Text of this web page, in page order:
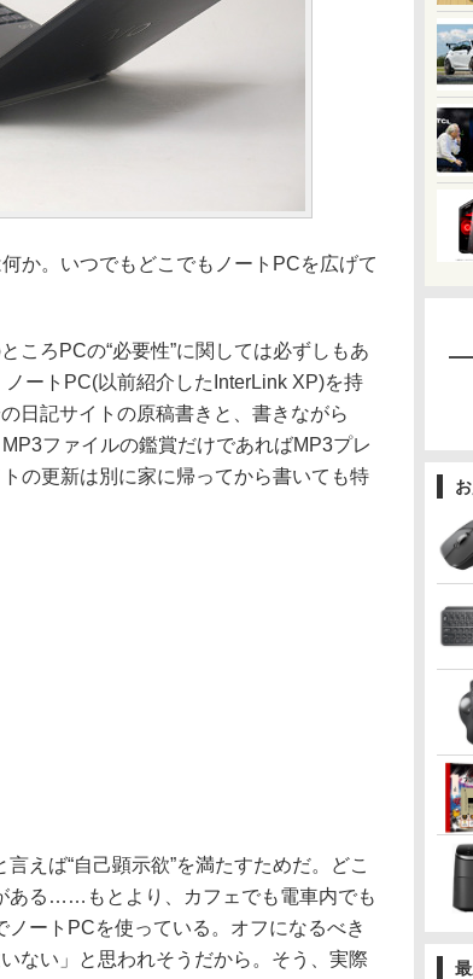
か。いつでもどこでもノートPCを広げて
ろPCの“必要性”に関しては必ずしもあ
ートPC(以前紹介したInterLink XP)を持
日記サイトの原稿書きと、書きながら
ファイルの鑑賞だけであればMP3プレ
の更新は別に家に帰ってから書いても特
えば“自己顕示欲”を満たすためだ。どこ
ある……もとより、カフェでも電車内でも
ートPCを使っている。オフになるべき
ない」と思われそうだから。そう、実際